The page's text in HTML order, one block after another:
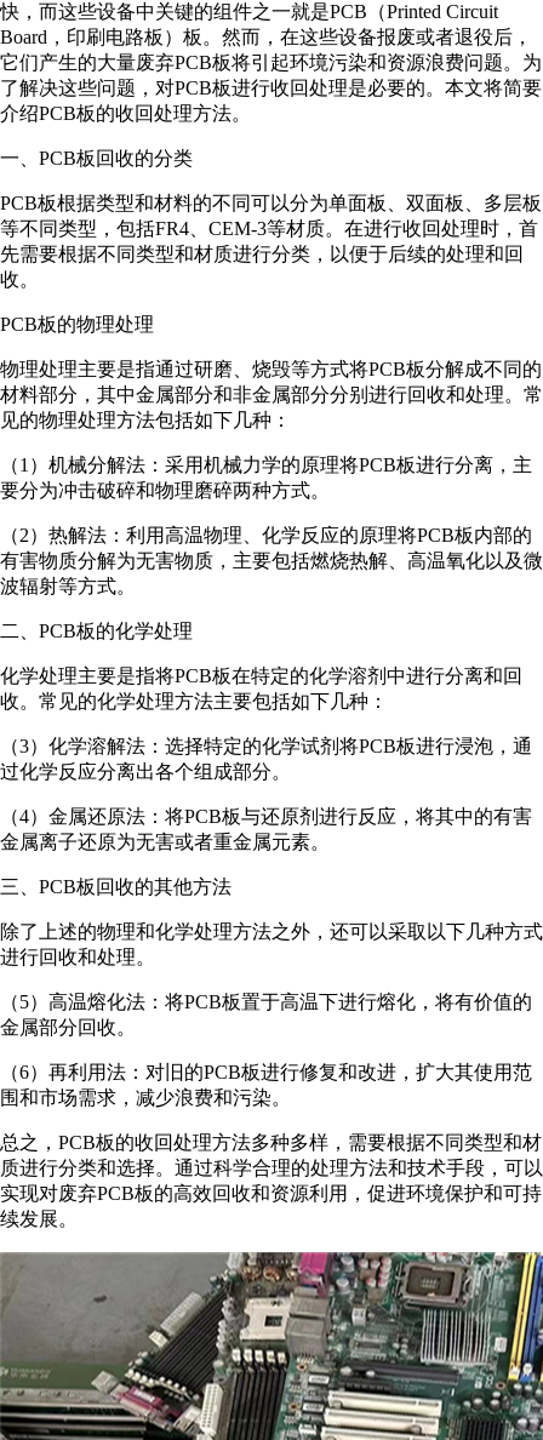
快，而这些设备中关键的组件之一就是PCB（Printed Circuit
Board，印刷电路板）板。然而，在这些设备报废或者退役后，
它们产生的大量废弃PCB板将引起环境污染和资源浪费问题。为
了解决这些问题，对PCB板进行收回处理是必要的。本文将简要
介绍PCB板的收回处理方法。
一、PCB板回收的分类
PCB板根据类型和材料的不同可以分为单面板、双面板、多层板
等不同类型，包括FR4、CEM-3等材质。在进行收回处理时，首
先需要根据不同类型和材质进行分类，以便于后续的处理和回
收。
PCB板的物理处理
物理处理主要是指通过研磨、烧毁等方式将PCB板分解成不同的
材料部分，其中金属部分和非金属部分分别进行回收和处理。常
见的物理处理方法包括如下几种：
（1）机械分解法：采用机械力学的原理将PCB板进行分离，主
要分为冲击破碎和物理磨碎两种方式。
（2）热解法：利用高温物理、化学反应的原理将PCB板内部的
有害物质分解为无害物质，主要包括燃烧热解、高温氧化以及微
波辐射等方式。
二、PCB板的化学处理
化学处理主要是指将PCB板在特定的化学溶剂中进行分离和回
收。常见的化学处理方法主要包括如下几种：
（3）化学溶解法：选择特定的化学试剂将PCB板进行浸泡，通
过化学反应分离出各个组成部分。
（4）金属还原法：将PCB板与还原剂进行反应，将其中的有害
金属离子还原为无害或者重金属元素。
三、PCB板回收的其他方法
除了上述的物理和化学处理方法之外，还可以采取以下几种方式
进行回收和处理。
（5）高温熔化法：将PCB板置于高温下进行熔化，将有价值的
金属部分回收。
（6）再利用法：对旧的PCB板进行修复和改进，扩大其使用范
围和市场需求，减少浪费和污染。
总之，PCB板的收回处理方法多种多样，需要根据不同类型和材
质进行分类和选择。通过科学合理的处理方法和技术手段，可以
实现对废弃PCB板的高效回收和资源利用，促进环境保护和可持
续发展。